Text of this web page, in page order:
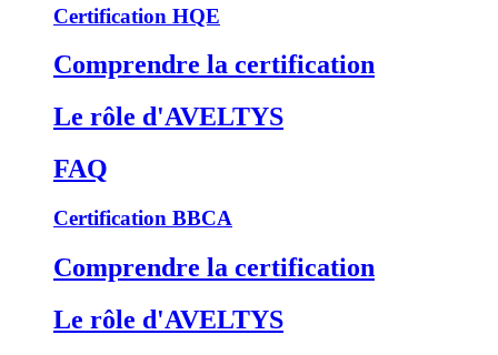
Certification HQE
Comprendre la certification
Le rôle d'AVELTYS
FAQ
Certification BBCA
Comprendre la certification
Le rôle d'AVELTYS